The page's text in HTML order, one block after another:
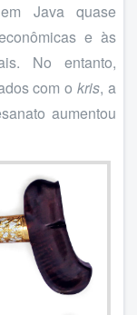
Java quase
e às
No entanto,
com okris, a
aumentou